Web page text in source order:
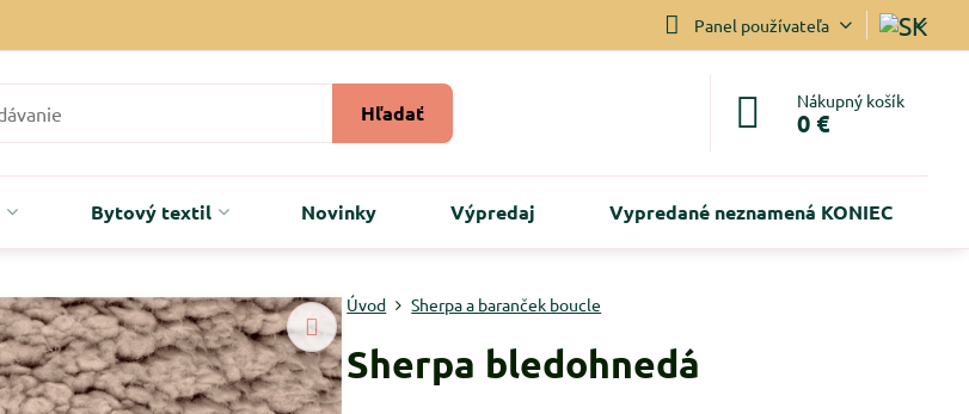
Panel používateľa
Hľadať Nákupný košík
0 €
Bytový textil Novinky Výpredaj Vypredané neznamená KONIEC
Úvod Sherpa a baranček boucle
Sherpa bledohnedá